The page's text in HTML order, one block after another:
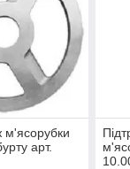
м'ясорубки
арт.